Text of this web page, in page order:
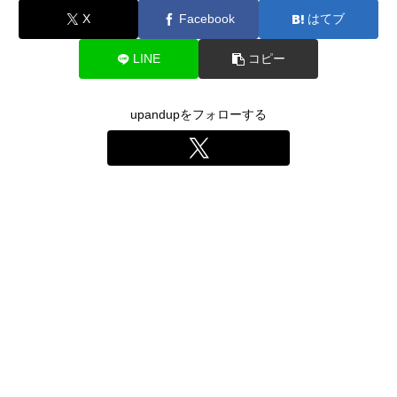
X Facebook はてブ
LINE コピー
upandupをフォローする